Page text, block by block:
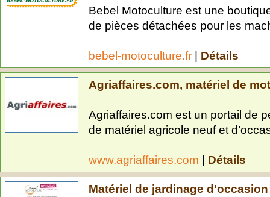
Bebel Motoculture est une
de pièces détachées pour les
bebel-motoculture.fr | Détails
Agriaffaires.com, matériel de
Agriaffaires.com est un portail de
de matériel agricole neuf et
www.agriaffaires.com | Détails
Matériel de jardinage d'occasion